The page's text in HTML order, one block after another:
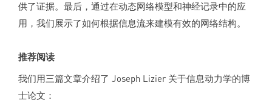
供了证据。最后，通过在动态网络模型和神经记录中的应
用，我们展示了如何根据信息流来建模有效的网络结构。
推荐阅读
我们用三篇文章介绍了 Joseph Lizier 关于信息动力学的博
士论文：